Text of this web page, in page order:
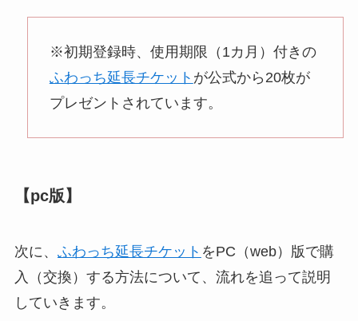
※初期登録時、使用期限（1カ月）付きの
ふわっち延長チケット が公式から20枚が
プレゼントされています。
【pc版】
次に、 ふわっち延長チケット をPC（web）版で購
入（交換）する方法について、流れを追って説明
していきます。